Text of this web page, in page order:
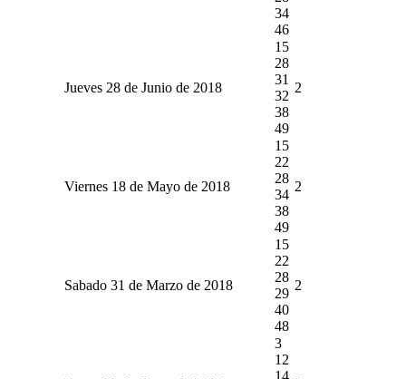
34
46
Jueves 28 de Junio de 2018
15
28
31
32
38
49
2
Viernes 18 de Mayo de 2018
15
22
28
34
38
49
2
Sabado 31 de Marzo de 2018
15
22
28
29
40
48
2
3
12
14